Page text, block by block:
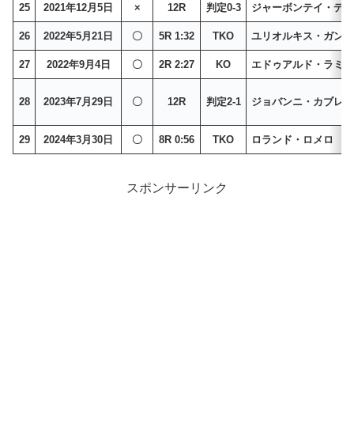
25 2021年12月5日 × 12R 判定0-3 ジャーボンテイ・デ
26 2022年5月21日 〇 5R 1:32 TKO ユリオルキス・ガン
27 2022年9月4日 〇 2R 2:27 KO エドゥアルド・ラミ
28 2023年7月29日 〇 12R 判定2-1 ジョバンニ・カブレラ
29 2024年3月30日 〇 8R 0:56 TKO ロランド・ロメロ
スポンサーリンク